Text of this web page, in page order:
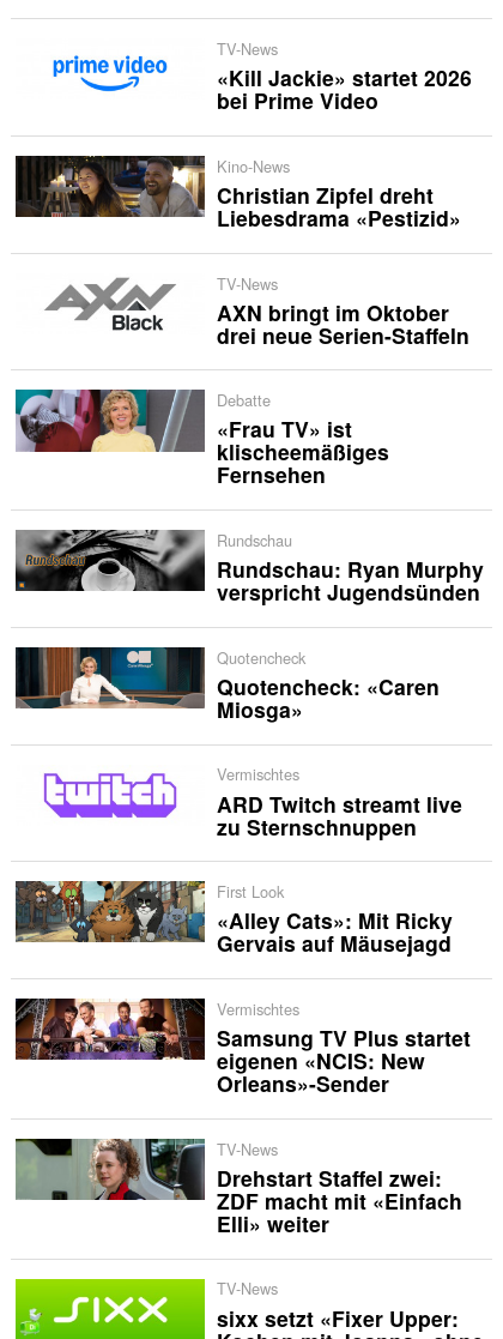
TV-News
«Kill Jackie» startet 2026
bei Prime Video
Kino-News
Christian Zipfel dreht
Liebesdrama «Pestizid»
TV-News
AXN bringt im Oktober
drei neue Serien-Staffeln
Debatte
«Frau TV» ist
klischeemäßiges
Fernsehen
Rundschau
Rundschau: Ryan Murphy
verspricht Jugendsünden
Quotencheck
Quotencheck: «Caren
Miosga»
Vermischtes
ARD Twitch streamt live
zu Sternschnuppen
First Look
«Alley Cats»: Mit Ricky
Gervais auf Mäusejagd
Vermischtes
Samsung TV Plus startet
eigenen «NCIS: New
Orleans»-Sender
TV-News
Drehstart Staffel zwei:
ZDF macht mit «Einfach
Elli» weiter
TV-News
sixx setzt «Fixer Upper: